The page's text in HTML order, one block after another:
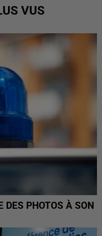
VUS
DES PHOTOS À SON